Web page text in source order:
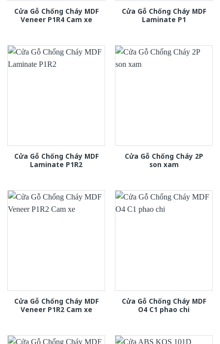
Cửa Gỗ Chống Cháy MDF
Veneer P1R4 Cam xe
Cửa Gỗ Chống Cháy MDF
Laminate P1
Cửa Gỗ Chống Cháy MDF
Laminate P1R2
Cửa Gỗ Chống Cháy 2P
son xam
Cửa Gỗ Chống Cháy MDF
Veneer P1R2 Cam xe
Cửa Gỗ Chống Cháy MDF
O4 C1 phao chi